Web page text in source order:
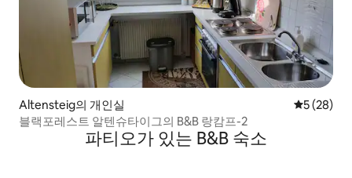
Altensteig의 개인실 평점 5점(5
5 (28)
블랙포레스트 알텐슈타이그의 B&B 랑캄프-2
파티오가 있는 B&B 숙소